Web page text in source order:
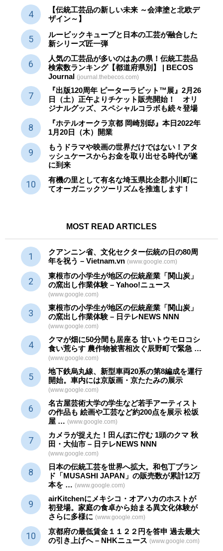
【伝統工芸品の新しい未来 ～会津塗と北欧デ
ザイン～】
ルービックキューブと日本の工芸が融合した
新シリーズ匠一弾
人気の工芸品が多いのはあの県！伝統工芸品
検索数ランキング【都道府県別】 | BECOS
Journal (journal.thebecos.com)
『出版120周年 ピーターラビット™展』2月26
日（土）正午よりチケット販売開始！ オリ
ジナルグッズ、スペシャルコラボも続々登場
『ホテルオークラ京都 岡崎別邸』本日2022年
1月20日（木）開業
もうドラマや映画の世界だけではない！アタ
ッシュケースからお金を取り出せる時代が遂
に到来
有機の里として有名な埼玉県比企郡小川町に
てオーガニックツーリズムを推進します！
MOST READ ARTICLES
クアンニン省、文化セクター伝統の日の80周
年を祝う – Vietnam.vn (www.google.com)
東根市の小学生が地区の伝統産業 「関山炭」
の窯出し作業体験 – Yahoo!ニュース
(www.google.com)
東根市の小学生が地区の伝統産業 「関山炭」
の窯出し作業体験 – 日テレNEWS NNN
(www.google.com)
クマが畑に50分間も居座る 甘いトウモロコシ
食い荒らす 農作物被害相次ぐ辰野町で緊急 …
(www.google.com)
地下鉄烏丸線、新型車両20系の第8編成を運行
開始。車内には京版画・京たたみの展示
(www.google.com)
名古屋芸術大学の学生など若手アーティスト
の作品も 絵画や工芸など約200点を展示 松坂
屋 … (www.google.com)
カメラが捉えた！田んぼに佇む 1頭のクマ 秋
田・大仙市 – 日テレNEWS NNN
(www.google.com)
日本の伝統工芸を世界へ拡大。和包丁ブラン
ド「MUSASHI JAPAN」の販売数が累計12万
本を … (www.google.com)
airKitchenにメキシコ・オアハカのホストが
初登場。家庭の食卓から始まる異文化体験が
さらに多様に (www.google.com)
京都府の最低賃金１１２２円を答申 過去最大
の引き上げへ – NHKニュース (www.google.com)